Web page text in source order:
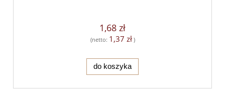
1,68 zł
(netto: 1,37 zł)
do koszyka